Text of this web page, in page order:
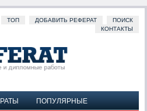
ТОП ДОБАВИТЬ РЕФЕРАТ
ПОИСК
КОНТАКТЫ
ПОПУЛЯРНЫЕ